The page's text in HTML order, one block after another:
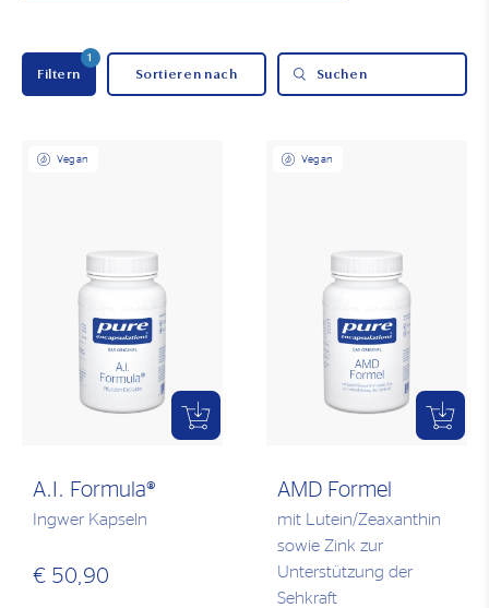
Filtern
1
Suchen
Vegan
A.I. Formula®
Ingwer Kapseln
€ 50,90
Vegan
AMD Formel
mit Lutein/Zeaxanthin
sowie Zink zur
Unterstützung der
Sehkraft